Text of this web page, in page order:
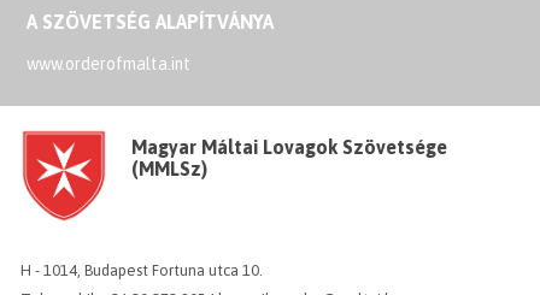
A SZÖVETSÉG ALAPÍTVÁNYA
www.orderofmalta.int
Magyar Máltai Lovagok Szövetsége
(MMLSz)
H - 1014, Budapest Fortuna utca 10.